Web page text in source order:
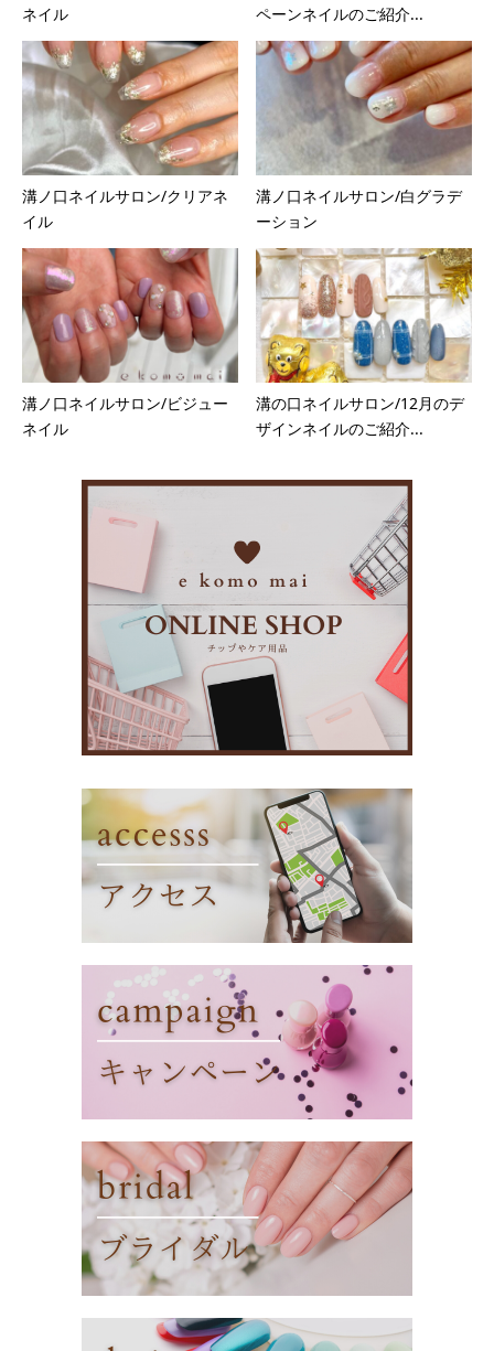
ネイル
ペーンネイルのご紹介...
溝ノ口ネイルサロン/クリアネ
イル
溝ノ口ネイルサロン/白グラデ
ーション
溝ノ口ネイルサロン/ビジュー
ネイル
溝の口ネイルサロン/12月のデ
ザインネイルのご紹介...